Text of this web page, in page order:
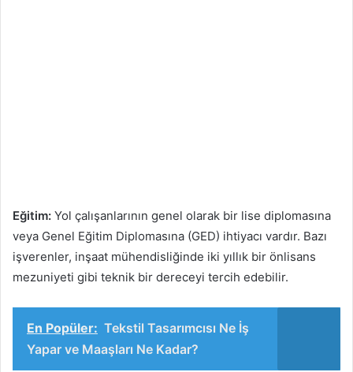
Eğitim: Yol çalışanlarının genel olarak bir lise diplomasına
veya Genel Eğitim Diplomasına (GED) ihtiyacı vardır. Bazı
işverenler, inşaat mühendisliğinde iki yıllık bir önlisans
mezuniyeti gibi teknik bir dereceyi tercih edebilir.
En Popüler: Tekstil Tasarımcısı Ne İş
Yapar ve Maaşları Ne Kadar?